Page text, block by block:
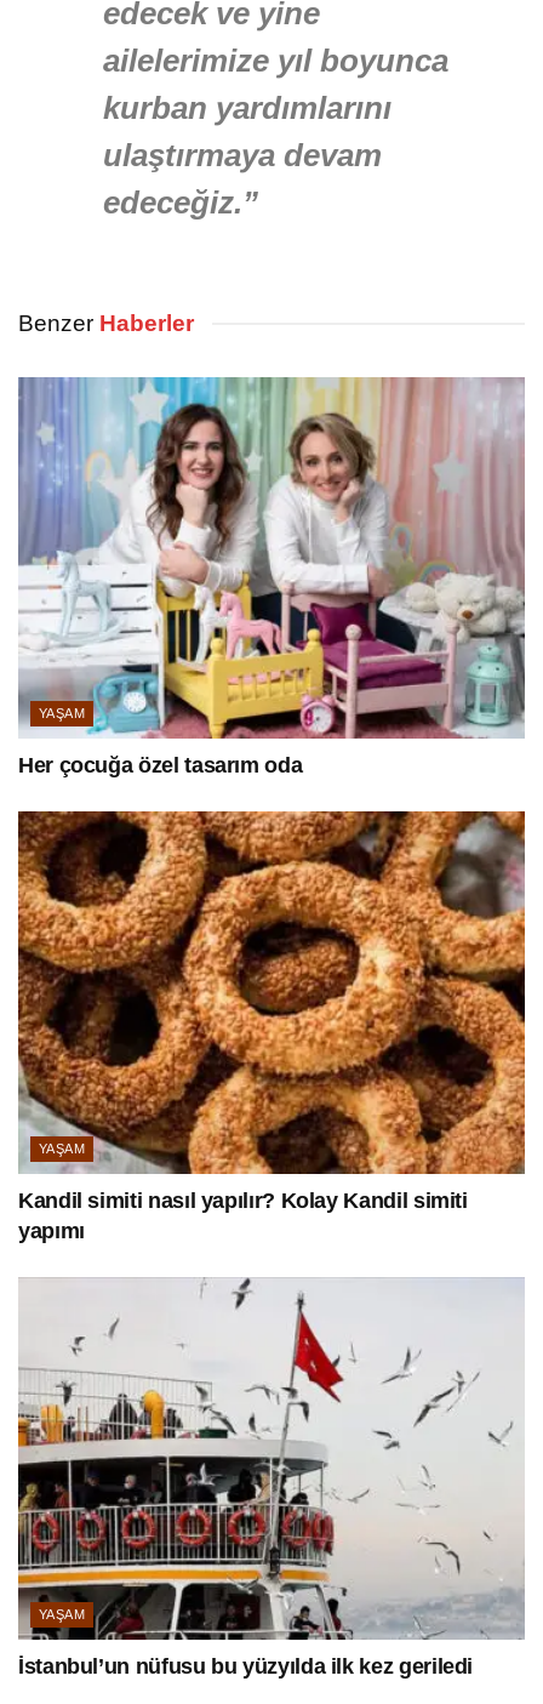
edecek ve yine
ailelerimize yıl boyunca
kurban yardımlarını
ulaştırmaya devam
edeceğiz.”
Benzer Haberler
YAŞAM
Her çocuğa özel tasarım oda
YAŞAM
Kandil simiti nasıl yapılır? Kolay Kandil simiti
yapımı
YAŞAM
İstanbul’un nüfusu bu yüzyılda ilk kez geriledi